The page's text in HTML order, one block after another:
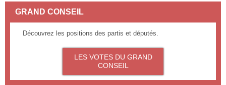
GRAND CONSEIL
Découvrez les positions des partis et députés.
LES VOTES DU GRAND
CONSEIL